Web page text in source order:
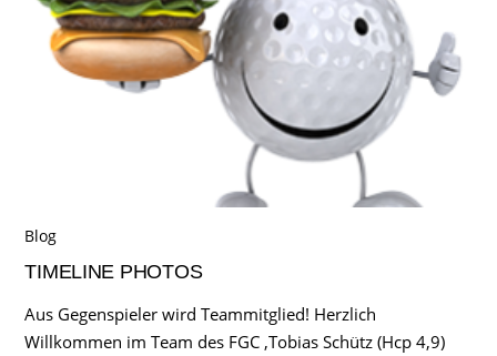
Blog
TIMELINE PHOTOS
Aus Gegenspieler wird Teammitglied! Herzlich
Willkommen im Team des FGC ,Tobias Schütz (Hcp 4,9)